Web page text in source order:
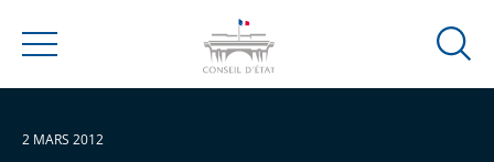
Menu
Ouvrir
2 MARS 2012